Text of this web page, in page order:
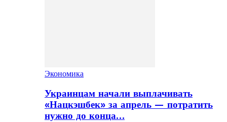
Экономика
Украинцам начали выплачивать
«Нацкэшбек» за апрель — потратить
нужно до конца…